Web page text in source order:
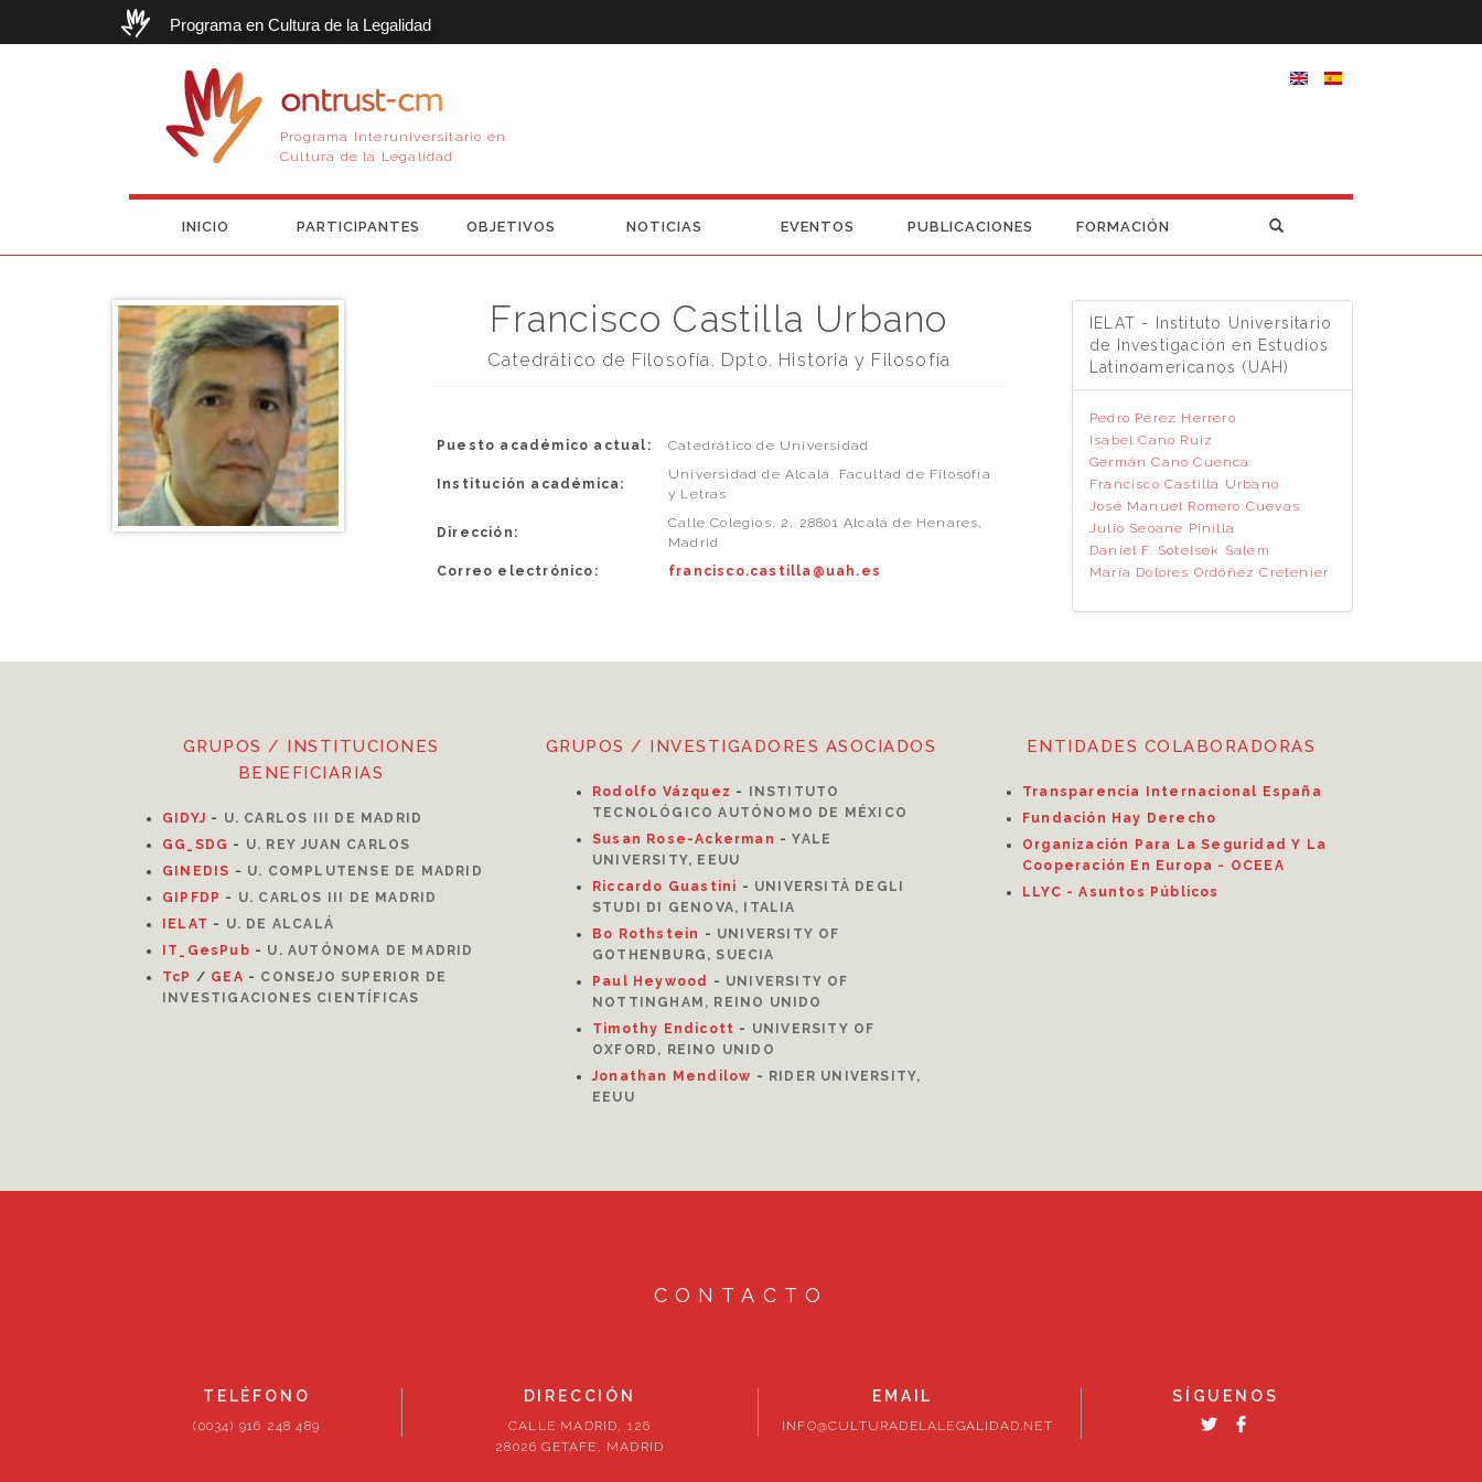
Programa en Cultura de la Legalidad
ontrust-cm
Programa Interuniversitario en
Cultura de la Legalidad
INICIO PARTICIPANTES OBJETIVOS NOTICIAS EVENTOS PUBLICACIONES FORMACIÓN
Francisco Castilla Urbano
Catedrático de Filosofía. Dpto. Historia y Filosofía
Puesto académico actual: Catedrático de Universidad
Institución académica:
Universidad de Alcalá. Facultad de Filosofía
y Letras
Dirección:
Calle Colegios, 2, 28801 Alcalá de Henares,
Madrid
Correo electrónico:
francisco.castilla@uah.es
IELAT - Instituto Universitario
de Investigación en Estudios
Latinoamericanos (UAH)
Pedro Pérez Herrero
Isabel Cano Ruiz
Germán Cano Cuenca
Francisco Castilla Urbano
José Manuel Romero Cuevas
Julio Seoane Pinilla
Daniel F. Sotelsek Salem
María Dolores Ordóñez Cretenier
GRUPOS / INSTITUCIONES
BENEFICIARIAS
GIDYJ - U. CARLOS III DE MADRID
GG_SDG - U. REY JUAN CARLOS
GINEDIS - U. COMPLUTENSE DE MADRID
GIPFDP - U. CARLOS III DE MADRID
ELAT - U. DE ALCALÁ
IT_GesPub - U. AUTÓNOMA DE MADRID
TcP / GEA - CONSEJO SUPERIOR DE
INVESTIGACIONES CIENTÍFICAS
GRUPOS / INVESTIGADORES ASOCIADOS
Rodolfo Vázquez -
INSTITUTO
TECNOLÓGICO AUTÓNOMO DE MÉXICO
Susan Rose-Ackerman -YALE
UNIVERSITY, EEUU
Riccardo Guastini - UNIVERSITÀ DEGLI
STUDI DI GENOVA, ITALIA
Bo Rothstein - UNIVERSITY OF
GOTHENBURG, SUECIA
Paul Heywood - UNIVERSITY OF
NOTTINGHAM, REINO UNIDO
Timothy Endicott - UNIVERSITY OF
OXFORD, REINO UNIDO
Jonathan Mendilow - RIDER UNIVERSITY,
EEUU
ENTIDADES COLABORADORAS
Transparencia Internacional España
Fundación Hay Derecho
Organización Para La Seguridad Y La
Cooperación En Europa - OCEEA
LLYC - Asuntos Públicos
CONTACTO
TELÉFONO
(0034) 916 248 489
DIRECCIÓN
CALLE MADRID, 126
28026 GETAFE, MADRID
EMAIL
INFO@CULTURADELALEGALIDAD.NET
SÍGUENOS